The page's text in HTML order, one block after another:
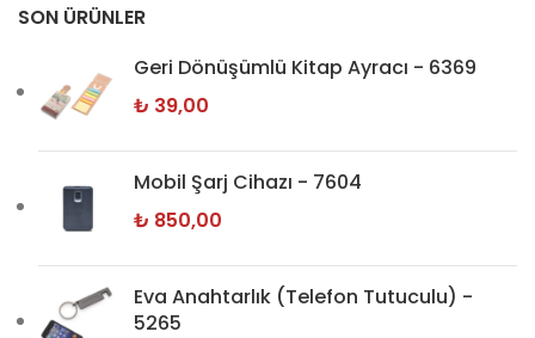
SON ÜRÜNLER
Geri Dönüşümlü Kitap Ayracı - 6369
₺ 39,00
Mobil Şarj Cihazı - 7604
₺ 850,00
Eva Anahtarlık (Telefon Tutuculu) -
5265